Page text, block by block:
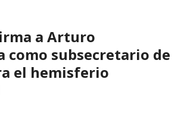
a Arturo
como subsecretario de
el hemisferio